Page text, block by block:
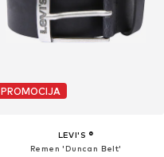
PROMOCIJA
LEVI'S ®
Remen 'Duncan Belt'